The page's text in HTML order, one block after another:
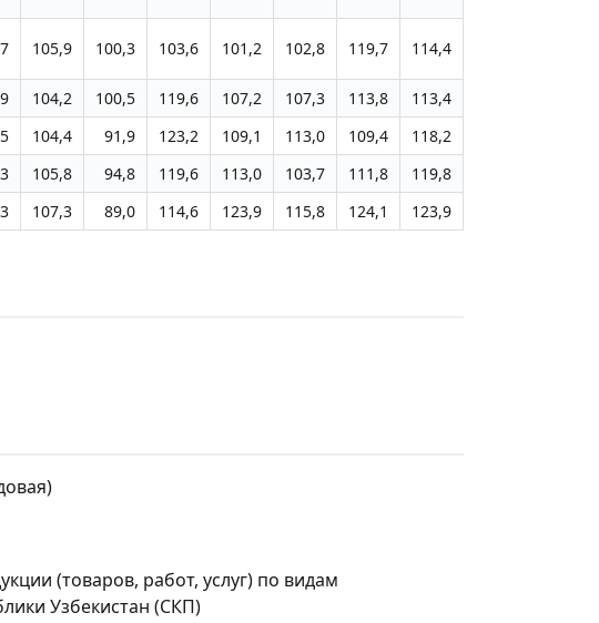
105,9 100,3 103,6 101,2 102,8 119,7 114,4
104,2 100,5 119,6 107,2 107,3 113,8
113,4
104,4 91,9 123,2 109,1 113,0 109,4
118,2
105,8 94,8 119,6 113,0 103,7 111,8
119,8
107,3 89,0 114,6 123,9 115,8 124,1 123,9
(товаров, работ, услуг) по видам
Узбекистан (СКП)